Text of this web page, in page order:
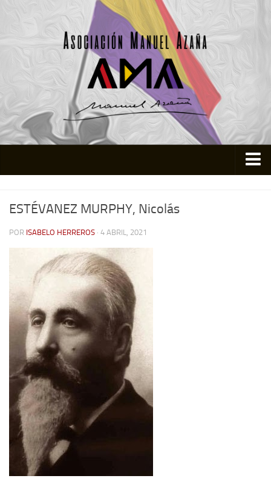
Asociación
Quienes somos
Actividades
Colabora
Memoria Histórica
Investigación previa de la represión en Talavera de la Reina (1937-
1947).
Informe Represión en Toledo 1936-1947 | Buscador
Informe de la fosa de abril de 1939 de Tembleque
Enciclopedia Republicana
Militantes históricos IR
Personajes republicanos
Izquierda Republicana. Agrupaciones y Militantes (1934-1939)
ESTÉVANEZ MURPHY, Nicolás
POR ISABELO HERREROS · 4 ABRIL, 2021